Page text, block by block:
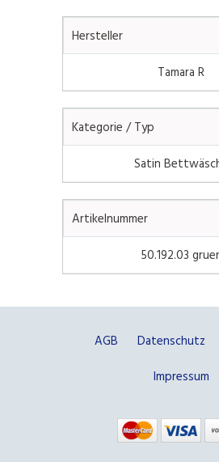
Hersteller
Tamara R
Kategorie / Typ
Satin
Artikelnummer
50.192.03
AGB Datenschutz
Impressum